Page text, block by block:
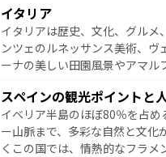
イタリア
イタリアは歴史、文化、グルメ
ンツェのルネッサンス美術、
ーナの美しい田園風景やアマル
夜眠るまで、すべての瞬間を楽
なお、新着のイタリア情報はコ
スペインの観光ポイントと
イベリア半島のほぼ80％を占
ー山脈まで、多彩な自然と文
くこの国では、情熱的なフラ